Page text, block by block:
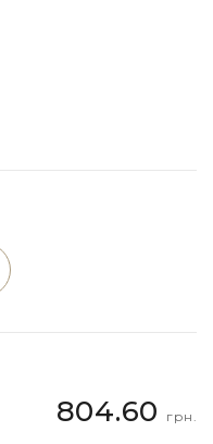
804.60 грн.